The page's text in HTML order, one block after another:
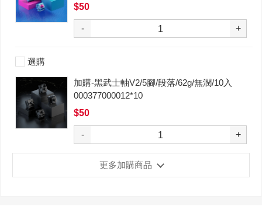
$50
- +
選購
加購-黑武士軸V2/5腳/段落/62g/無潤/10入
000377000012*10
$50
- +
更多加購商品